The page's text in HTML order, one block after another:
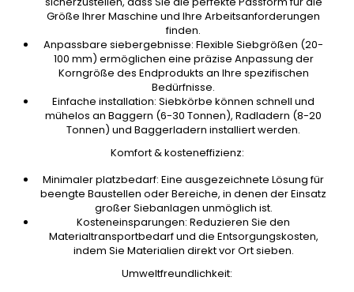
Größe Ihrer Maschine und Ihre Arbeitsanforderungen
finden.
Anpassbare siebergebnisse: Flexible Siebgrößen (20-
100 mm) ermöglichen eine präzise Anpassung der
Korngröße des Endprodukts an Ihre spezifischen
Bedürfnisse.
Einfache installation: Siebkörbe können schnell und
mühelos an Baggern (6-30 Tonnen), Radladern (8-20
Tonnen) und Baggerladern installiert werden.
Komfort & kosteneffizienz:
Minimaler platzbedarf: Eine ausgezeichnete Lösung für
beengte Baustellen oder Bereiche, in denen der Einsatz
großer Siebanlagen unmöglich ist.
Kosteneinsparungen: Reduzieren Sie den
Materialtransportbedarf und die Entsorgungskosten,
indem Sie Materialien direkt vor Ort sieben.
Umweltfreundlichkeit: